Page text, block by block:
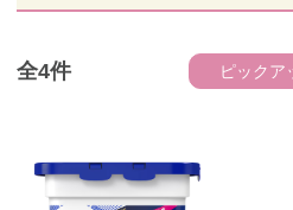
全4件 ピックア